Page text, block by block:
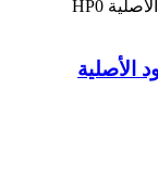
الأصلية